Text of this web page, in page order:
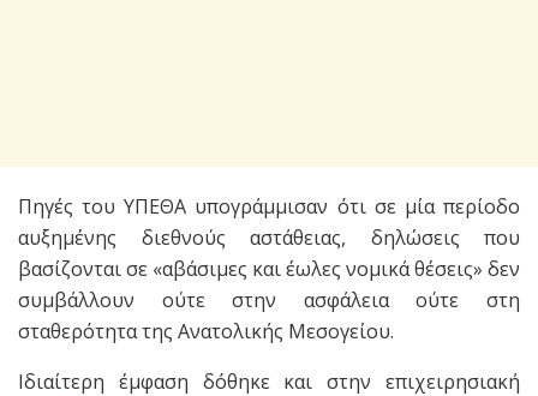
Πηγές του ΥΠΕΘΑ υπογράμμισαν ότι σε μία περίοδο
αυξημένης διεθνούς αστάθειας, δηλώσεις που
βασίζονται σε «αβάσιμες και έωλες νομικά θέσεις» δεν
συμβάλλουν ούτε στην ασφάλεια ούτε στη
σταθερότητα της Ανατολικής Μεσογείου.
Ιδιαίτερη έμφαση δόθηκε και στην επιχειρησιακή